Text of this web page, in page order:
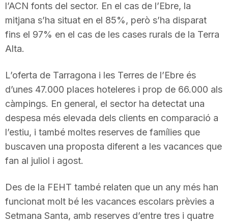
n
l’ACN fonts del sector. En el cas de l’Ebre, la
mitjana s’ha situat en el 85%, però s’ha disparat
fins el 97% en el cas de les cases rurals de la Terra
Alta.
L’oferta de Tarragona i les Terres de l’Ebre és
d’unes 47.000 places hoteleres i prop de 66.000 als
càmpings. En general, el sector ha detectat una
despesa més elevada dels clients en comparació a
l’estiu, i també moltes reserves de famílies que
buscaven una proposta diferent a les vacances que
fan al juliol i agost.
Des de la FEHT també relaten que un any més han
funcionat molt bé les vacances escolars prèvies a
Setmana Santa, amb reserves d’entre tres i quatre